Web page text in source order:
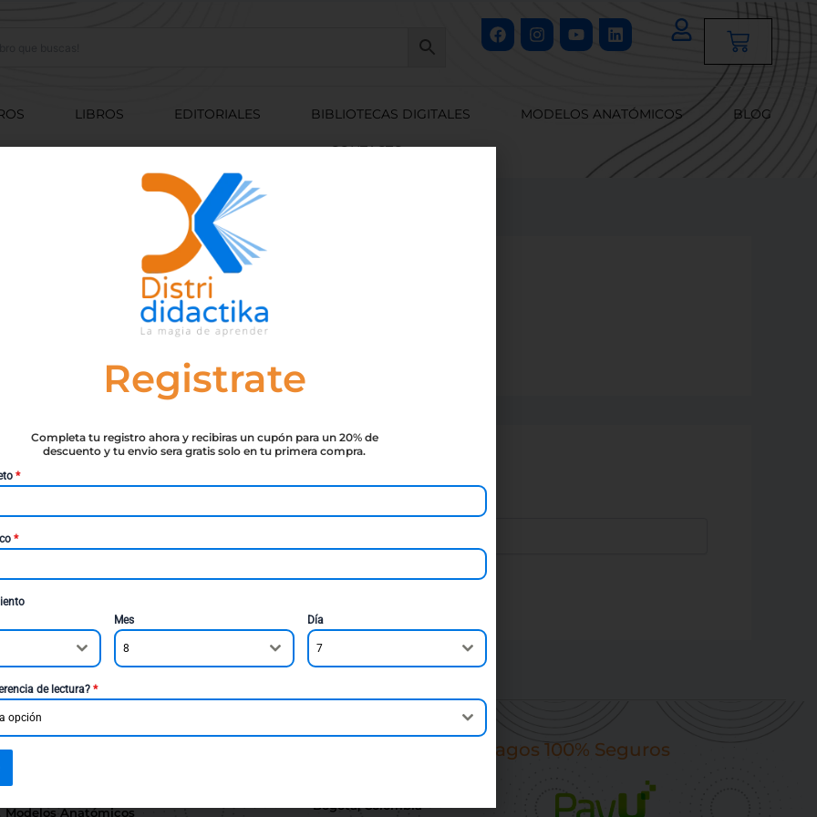
FacebookInstagram
YoutubeLinkedin
Cart
LIBROS EDITORIALES BIBLIOTECAS DIGITALES MODELOS ANATÓMICOS BLOG
CONTACTO
estás buscando. Quizá pueda ayudarte una búsqueda.
Menú
Libros
Modelos Anatómicos
Bogotá, Colombia
Pagos 100% Seguros
Registrate
Completa tu registro ahora y recibiras un cupón para un 20% de
descuento y tu envio sera gratis solo en tu primera compra.
*
*
Mes
8
Día
7
de lectura? *
opción